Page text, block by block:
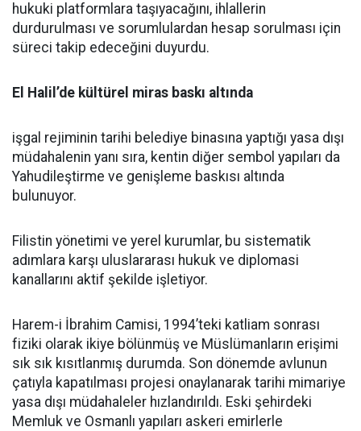
hukuki platformlara taşıyacağını, ihlallerin
durdurulması ve sorumlulardan hesap sorulması için
süreci takip edeceğini duyurdu.
El Halil’de kültürel miras baskı altında
işgal rejiminin tarihi belediye binasına yaptığı yasa dışı
müdahalenin yanı sıra, kentin diğer sembol yapıları da
Yahudileştirme ve genişleme baskısı altında
bulunuyor.
Filistin yönetimi ve yerel kurumlar, bu sistematik
adımlara karşı uluslararası hukuk ve diplomasi
kanallarını aktif şekilde işletiyor.
Harem-i İbrahim Camisi, 1994’teki katliam sonrası
fiziki olarak ikiye bölünmüş ve Müslümanların erişimi
sık sık kısıtlanmış durumda. Son dönemde avlunun
çatıyla kapatılması projesi onaylanarak tarihi mimariye
yasa dışı müdahaleler hızlandırıldı. Eski şehirdeki
Memluk ve Osmanlı yapıları askeri emirlerle